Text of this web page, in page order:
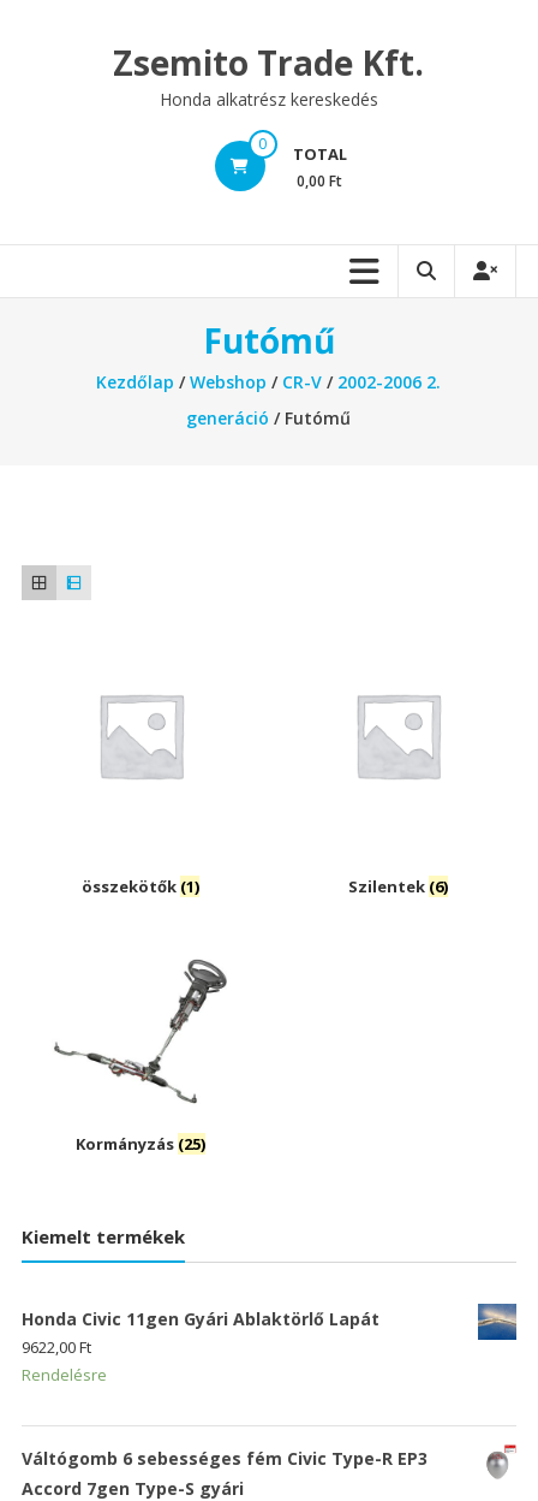
Zsemito Trade Kft.
Honda alkatrész kereskedés
0 TOTAL
0,00 Ft
Futómű
Kezdőlap /Webshop / CR-V / 2002-2006 2.
generáció / Futómű
összekötők (1) Szilentek (6)
Kormányzás (25)
Kiemelt termékek
Honda Civic 11gen Gyári Ablaktörlő Lapát
9622,00Ft
Rendelésre
Váltógomb 6 sebességes fém Civic Type-R EP3
Accord 7gen Type-S gyári